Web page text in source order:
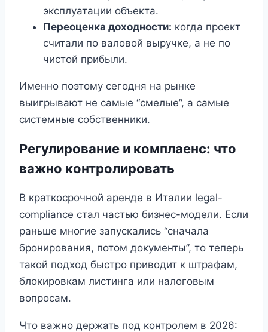
эксплуатации объекта.
Переоценка доходности: когда проект
считали по валовой выручке, а не по
чистой прибыли.
Именно поэтому сегодня на рынке
выигрывают не самые “смелые”, а самые
системные собственники.
Регулирование и комплаенс: что
важно контролировать
В краткосрочной аренде в Италии legal-
compliance стал частью бизнес-модели. Если
раньше многие запускались “сначала
бронирования, потом документы”, то теперь
такой подход быстро приводит к штрафам,
блокировкам листинга или налоговым
вопросам.
Что важно держать под контролем в 2026: